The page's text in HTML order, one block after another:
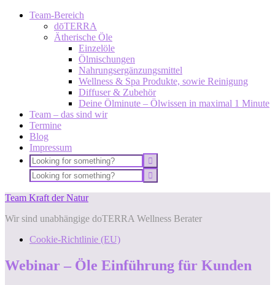
Team-Bereich
dōTERRA
Ätherische Öle
Einzelöle
Ölmischungen
Nahrungsergänzungsmittel
Wellness & Spa Produkte, sowie Reinigung
Diffuser & Zubehör
Deine Ölminute – Ölwissen in maximal 1 Minute
Team – das sind wir
Termine
Blog
Impressum
Team Kraft der Natur
Wir sind unabhängige doTERRA Wellness Berater
Cookie-Richtlinie (EU)
Webinar – Öle Einführung für Kunden